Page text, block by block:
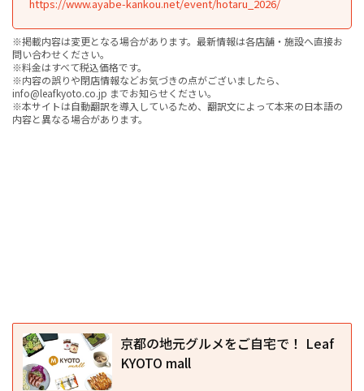
https://www.ayabe-kankou.net/event/hotaru_2026/
※掲載内容は変更となる場合があります。最新情報は各店舗・施設へ直接お
問い合わせください。
※料金はすべて税込価格です。
※内容の誤りや閉店情報などお気づきの点がございましたら、
info@leafkyoto.co.jp までお知らせください。
※本サイトは自動翻訳を導入しているため、翻訳文によって本来の日本語の
内容と異なる場合があります。
京都の地元グルメをご自宅で！ Leaf
KYOTO mall